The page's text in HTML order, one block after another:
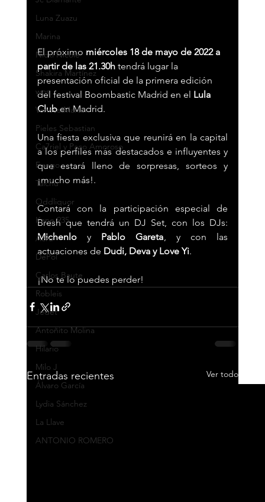
Luna Zuazu
Marina
Nicki Nicole
Shakira Martínez
wos
Vanesa Martín
Pieles Sebastian
Ca7riel y Paco Amoroso
Fuego
Taichu
Oddliquor
Kane 935
Acru
DePol
Carlos Baute
Robleis
Jedet
Antoñito Molina
Hilario
Milo J
Álvaro García
Lydia Sánchez
La Llave
ANTONIO ROMERO
El próximo miércoles 18 de mayo de 2022 a
partir de las 21.30h tendrá lugar la
presentación oficial de la primera edición
del festival Boombastic Madrid en el Lula
Club en Madrid.
Una fiesta exclusiva que reunirá en la capital
a los perfiles más destacados e influyentes y
que estará lleno de sorpresas, sorteos y
¡mucho más!.
Contará con la participación especial de
Michenlo y Pablo Gareta, y con las
actuaciones de Dudi, Deva y Love Yi.
¡No te lo puedes perder!
Entradas recientes Ver todo